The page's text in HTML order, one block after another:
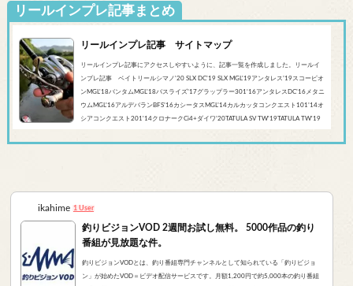
リールインプレ記事まとめ
リールインプレ記事 サイトマップ
リールインプレ記事にアクセスしやすいように、記事一覧を作成しました。リールイ
ンプレ記事 ベイトリールシマノ'20 SLX DC’19 SLX MGL'19アンタレス’19スコーピオ
ンMGL'18バンタムMGL'18バスライズ’17グラップラー301‘16アンタレスDC’16メタニ
ウムMGL’16アルデバランBFS’16カシータスMGL’14カルカッタコンクエスト101’14オ
シアコンクエスト201'14クロナークCi4+ダイワ’20TATULA SV TW'19TATULA TW'19
ガルシア’...
ikahime 1 User
釣りビジョンVOD 2週間お試し無料。 5000作品の釣り
番組が見放題な件。
釣りビジョンVODとは、釣り番組専門チャンネルとして知られている「釣りビジョ
ン」が始めたVOD＝ビデオ配信サービスです。月額1,200円で約5,000本の釣り番組